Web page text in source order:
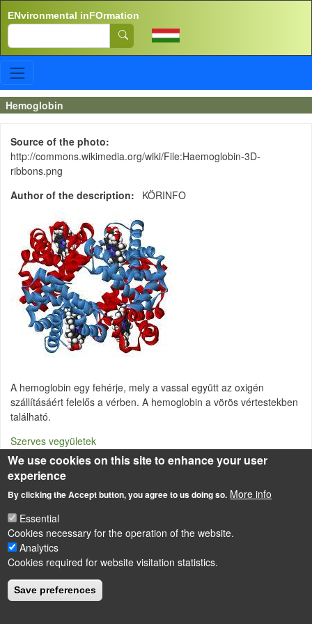
ENvironmental inFOrmation
Search
Hemoglobin
Source of the photo
http://commons.wikimedia.org/wiki/File:Haemoglobin-3D-
ribbons.png
Author of the description
KÖRINFO
A hemoglobin egy fehérje, mely a vassal együtt az oxigén
szállításáért felelős a vérben. A hemoglobin a vörös vértestekben
található.
Szerves vegyületek
LÁBLÉC
Impressum
Powered by
We use cookies on this site to enhance your user
experience
By clicking the Accept button, you agree to us doing so. More info
Essential
Cookies necessary for the operation of the website.
Analytics
Cookies required for website visitation statistics.
Save preferences